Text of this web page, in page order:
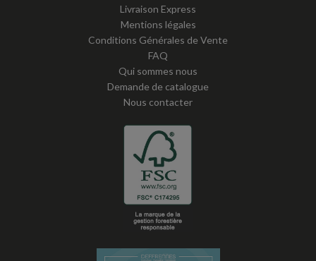
Livraison Express
Mentions légales
Conditions Générales de Vente
FAQ
Qui sommes nous
Demande de catalogue
Nous contacter